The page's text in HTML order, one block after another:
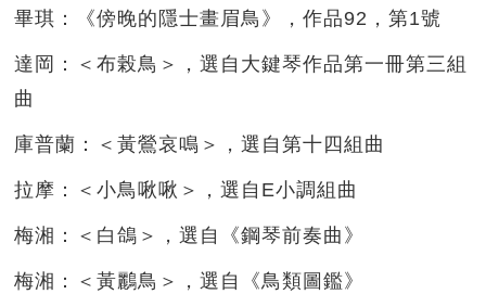
畢琪：《傍晚的隱士畫眉鳥》，作品92，第1號
達岡：＜布榖鳥＞，選自大鍵琴作品第一冊第三組
曲
庫普蘭：＜黃鶯哀鳴＞，選自第十四組曲
拉摩：＜小鳥啾啾＞，選自E小調組曲
梅湘：＜白鴿＞，選自《鋼琴前奏曲》
梅湘：＜黃鸝鳥＞，選自《鳥類圖鑑》